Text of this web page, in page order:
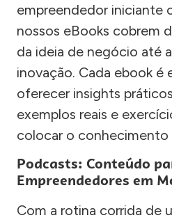
empreendedor iniciante
nossos eBooks cobrem
da ideia de negócio até
inovação. Cada ebook é
oferecer insights
exemplos reais e
colocar o conhecimento
Podcasts: Conteúdo
Empreendedores em
Com a rotina corrida de